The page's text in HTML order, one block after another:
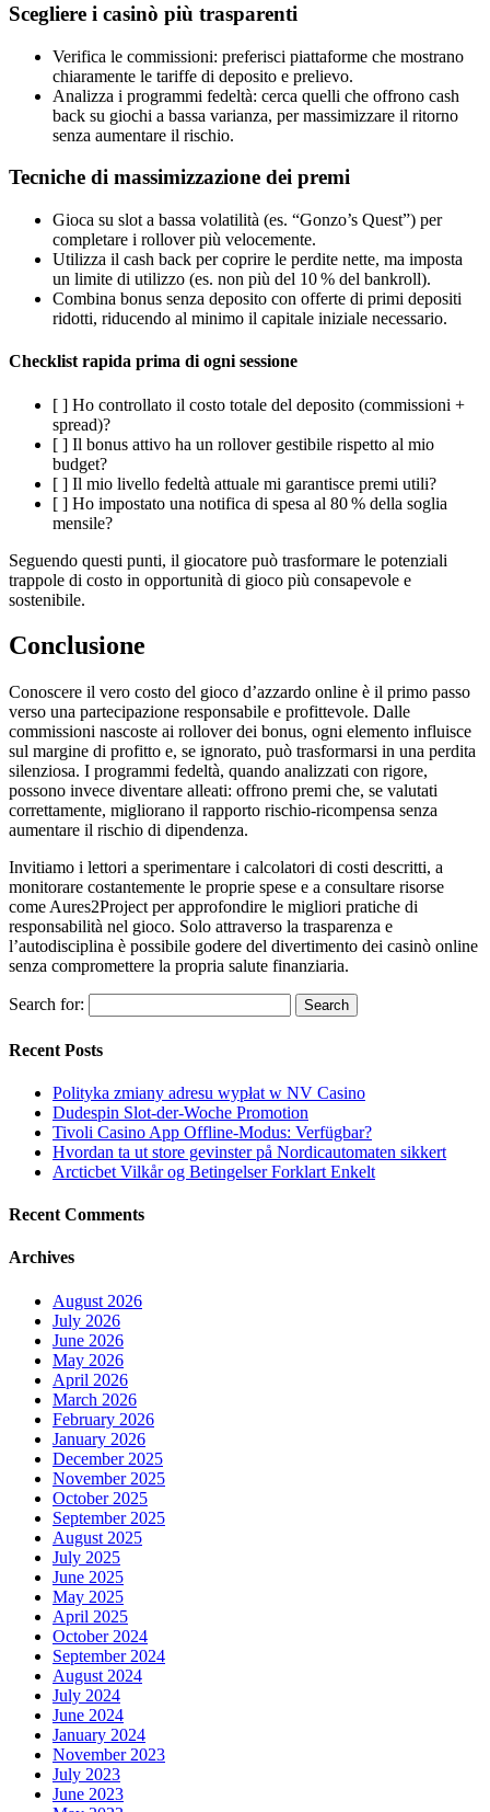
Scegliere i casinò più trasparenti
Verifica le commissioni: preferisci piattaforme che mostrano
chiaramente le tariffe di deposito e prelievo.
Analizza i programmi fedeltà: cerca quelli che offrono cash
back su giochi a bassa varianza, per massimizzare il ritorno
senza aumentare il rischio.
Tecniche di massimizzazione dei premi
Gioca su slot a bassa volatilità (es. “Gonzo’s Quest”) per
completare i rollover più velocemente.
Utilizza il cash back per coprire le perdite nette, ma imposta
un limite di utilizzo (es. non più del 10 % del bankroll).
Combina bonus senza deposito con offerte di primi depositi
ridotti, riducendo al minimo il capitale iniziale necessario.
Checklist rapida prima di ogni sessione
[ ] Ho controllato il costo totale del deposito (commissioni +
spread)?
[ ] Il bonus attivo ha un rollover gestibile rispetto al mio
budget?
[ ] Il mio livello fedeltà attuale mi garantisce premi utili?
[ ] Ho impostato una notifica di spesa al 80 % della soglia
mensile?
Seguendo questi punti, il giocatore può trasformare le potenziali
trappole di costo in opportunità di gioco più consapevole e
sostenibile.
Conclusione
Conoscere il vero costo del gioco d’azzardo online è il primo passo
verso una partecipazione responsabile e profittevole. Dalle
commissioni nascoste ai rollover dei bonus, ogni elemento influisce
sul margine di profitto e, se ignorato, può trasformarsi in una perdita
silenziosa. I programmi fedeltà, quando analizzati con rigore,
possono invece diventare alleati: offrono premi che, se valutati
correttamente, migliorano il rapporto rischio‑ricompensa senza
aumentare il rischio di dipendenza.
Invitiamo i lettori a sperimentare i calcolatori di costi descritti, a
monitorare costantemente le proprie spese e a consultare risorse
come Aures2Project per approfondire le migliori pratiche di
responsabilità nel gioco. Solo attraverso la trasparenza e
l’autodisciplina è possibile godere del divertimento dei casinò online
senza compromettere la propria salute finanziaria.
Search for:
Recent Posts
Polityka zmiany adresu wypłat w NV Casino
Dudespin Slot-der-Woche Promotion
Tivoli Casino App Offline-Modus: Verfügbar?
Hvordan ta ut store gevinster på Nordicautomaten sikkert
Arcticbet Vilkår og Betingelser Forklart Enkelt
Recent Comments
Archives
August 2026
July 2026
June 2026
May 2026
April 2026
March 2026
February 2026
January 2026
December 2025
November 2025
October 2025
September 2025
August 2025
July 2025
June 2025
May 2025
April 2025
October 2024
September 2024
August 2024
July 2024
June 2024
January 2024
November 2023
July 2023
June 2023